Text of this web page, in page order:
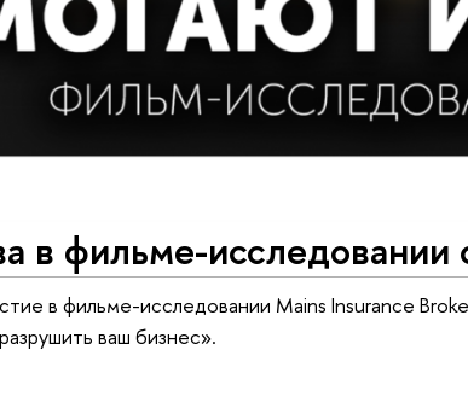
в фильме-исследовании
в фильме-исследовании Mains Insurance
ваш бизнес».